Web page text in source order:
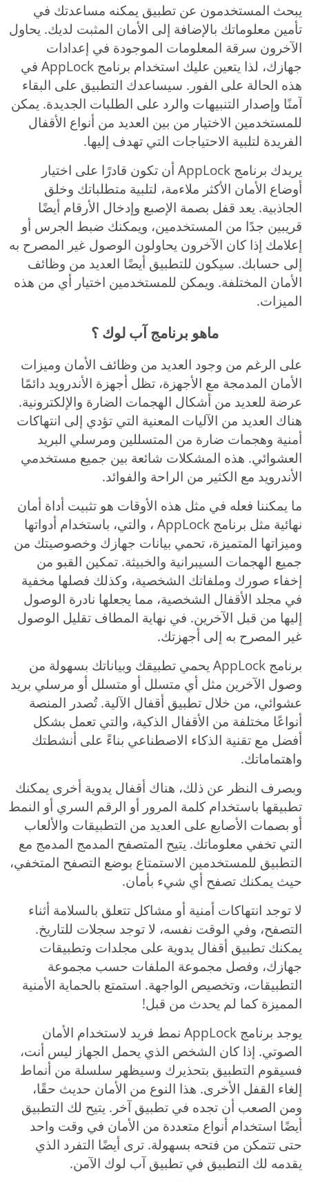
يبحث المستخدمون عن تطبيق يمكنه مساعدتك في
تأمين معلوماتك بالإضافة إلى الأمان المثبت لديك. يحاول
الآخرون سرقة المعلومات الموجودة في إعدادات
جهازك، لذا يتعين عليك استخدام برنامج AppLock في
هذه الحالة على الفور. سيساعدك التطبيق على البقاء
آمنًا وإصدار التنبيهات والرد على الطلبات الجديدة. يمكن
للمستخدمين الاختيار من بين العديد من أنواع الأقفال
الفريدة لتلبية الاحتياجات التي تهدف إليها.
يريدك برنامج AppLock أن تكون قادرًا على اختيار
أوضاع الأمان الأكثر ملاءمة، لتلبية متطلباتك وخلق
الجاذبية. يعد قفل بصمة الإصبع وإدخال الأرقام أيضًا
قريبين جدًا من المستخدمين، ويمكنك ضبط الجرس أو
إعلامك إذا كان الآخرون يحاولون الوصول غير المصرح به
إلى حسابك. سيكون للتطبيق أيضًا العديد من وظائف
الأمان المختلفة. ويمكن للمستخدمين اختيار أي من هذه
الميزات.
ماهو برنامج آب لوك ؟
على الرغم من وجود العديد من وظائف الأمان وميزات
الأمان المدمجة مع الأجهزة، تظل أجهزة الأندرويد دائمًا
عرضة للعديد من أشكال الهجمات الضارة والإلكترونية.
هناك العديد من الآليات المعنية التي تؤدي إلى انتهاكات
أمنية وهجمات ضارة من المتسللين ومرسلي البريد
العشوائي. هذه المشكلات شائعة بين جميع مستخدمي
الأندرويد مع الكثير من الراحة والفوائد.
ما يمكننا فعله في مثل هذه الأوقات هو تثبيت أداة أمان
نهائية مثل برنامج AppLock ، والتي، باستخدام أدواتها
وميزاتها المتميزة، تحمي بيانات جهازك وخصوصيتك من
جميع الهجمات السيبرانية والخبيثة. تمكين القبو من
إخفاء صورك وملفاتك الشخصية، وكذلك فصلها مخفية
في مجلد الأقفال الشخصية، مما يجعلها نادرة الوصول
إليها من قبل الآخرين. في نهاية المطاف تقليل الوصول
غير المصرح به إلى أجهزتك.
برنامج AppLock يحمي تطبيقك وبياناتك بسهولة من
وصول الآخرين مثل أي متسلل أو متسلل أو مرسلي بريد
عشوائي، من خلال تطبيق أقفال الآلية. تُصدر المنصة
أنواعًا مختلفة من الأقفال الذكية، والتي تعمل بشكل
أفضل مع تقنية الذكاء الاصطناعي بناءً على أنشطتك
واهتماماتك.
وبصرف النظر عن ذلك، هناك أقفال يدوية أخرى يمكنك
تطبيقها باستخدام كلمة المرور أو الرقم السري أو النمط
أو بصمات الأصابع على العديد من التطبيقات والألعاب
التي تخفي معلوماتك. يتيح المتصفح المدمج المدمج مع
التطبيق للمستخدمين الاستمتاع بوضع التصفح المتخفي،
حيث يمكنك تصفح أي شيء بأمان.
لا توجد انتهاكات أمنية أو مشاكل تتعلق بالسلامة أثناء
التصفح، وفي الوقت نفسه، لا توجد سجلات للتاريخ.
يمكنك تطبيق أقفال يدوية على مجلدات وتطبيقات
جهازك، وفصل مجموعة الملفات حسب مجموعة
التطبيقات، وتخصيص الواجهة. استمتع بالحماية الأمنية
المميزة كما لم يحدث من قبل!
يوجد برنامج AppLock نمط فريد لاستخدام الأمان
الصوتي. إذا كان الشخص الذي يحمل الجهاز ليس أنت،
فسيقوم التطبيق بتحذيرك وسيظهر سلسلة من أنماط
إلغاء القفل الأخرى. هذا النوع من الأمان حديث حقًا،
ومن الصعب أن تجده في تطبيق آخر. يتيح لك التطبيق
أيضًا استخدام أنواع متعددة من الأمان في وقت واحد
حتى تتمكن من فتحه بسهولة. ترى أيضًا التفرد الذي
يقدمه لك التطبيق في تطبيق آب لوك الآمن.